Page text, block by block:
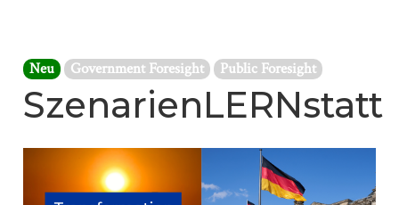
Neu Government Foresight Public Foresight
SzenarienLERNstatt